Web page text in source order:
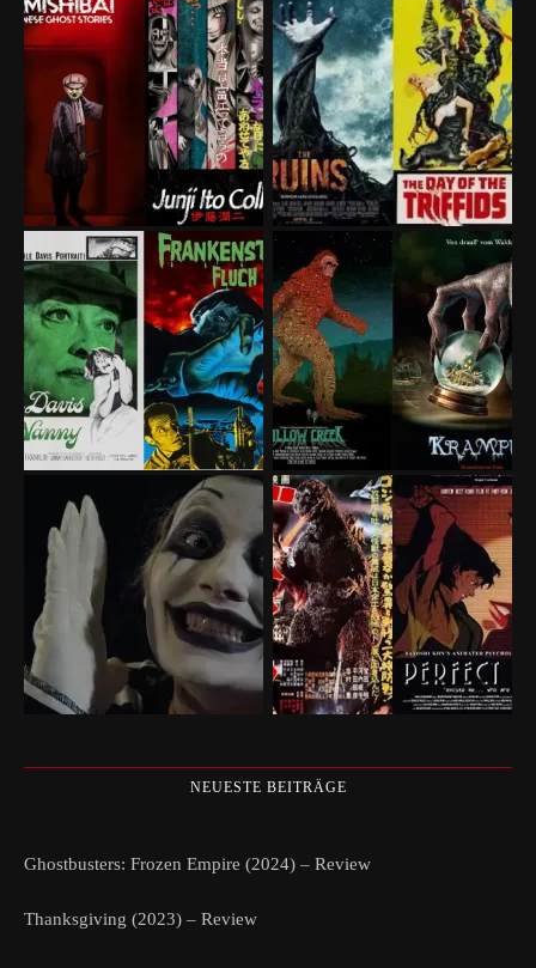
NEUESTE BEITRÄGE
Ghostbusters: Frozen Empire (2024) – Review
Thanksgiving (2023) – Review